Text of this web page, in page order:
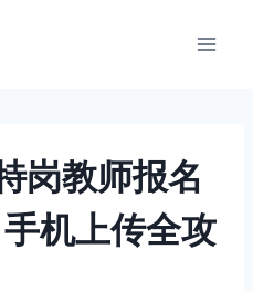
岗教师报名
机上传全攻